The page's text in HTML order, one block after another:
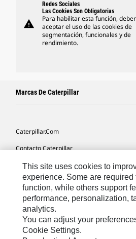
warning
Redes Sociales
Las Cookies Son Obligatorias
Para habilitar esta función,
aceptar el uso de las cookies de
segmentación, funcionales y de
rendimiento.
Marcas De Caterpillar
Caterpillar.com
Contacto Caterpillar
Mis Preferencias De Marketing
Mapa Del Sitio
Cookie Settings
Aviso Legal
Privacidad
This site uses cookies to
experience. Some are required
function, while others support
performance, personalization,
analytics.
You can adjust your
Cookie Settings.